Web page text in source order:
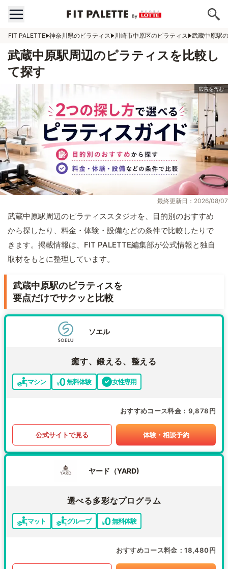
FIT PALETTE 神奈川県のピラティス 川崎市中原区のピラティス 武蔵中原駅
武蔵中原駅周辺のピラティスを比較し
て探す
最終更新日：2026/08/07
武蔵中原駅周辺のピラティススタジオを、目的別のおすすめ
から探したり、料金・体験・設備などの条件で比較したりで
きます。掲載情報は、FIT PALETTE編集部が公式情報と独自
取材をもとに整理しています。
武蔵中原駅のピラティスを
要点だけでサクッと比較
ソエル
癒す、鍛える、整える
マシン 無料体験 女性専用
おすすめコース料金 9,878円
公式サイトで見る 体験・相談予約
ヤード（YARD)
選べる多彩なプログラム
マット グループ 無料体験
おすすめコース料金 18,480円